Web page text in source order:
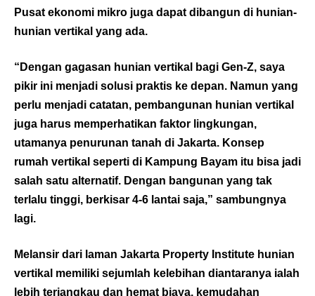
Pusat ekonomi mikro juga dapat dibangun di hunian-
hunian vertikal yang ada.
“Dengan gagasan hunian vertikal bagi Gen-Z, saya
pikir ini menjadi solusi praktis ke depan. Namun yang
perlu menjadi catatan, pembangunan hunian vertikal
juga harus memperhatikan faktor lingkungan,
utamanya penurunan tanah di Jakarta. Konsep
rumah vertikal seperti di Kampung Bayam itu bisa jadi
salah satu alternatif. Dengan bangunan yang tak
terlalu tinggi, berkisar 4-6 lantai saja,” sambungnya
lagi.
Melansir dari laman Jakarta Property Institute hunian
vertikal memiliki sejumlah kelebihan diantaranya ialah
lebih terjangkau dan hemat biaya, kemudahan